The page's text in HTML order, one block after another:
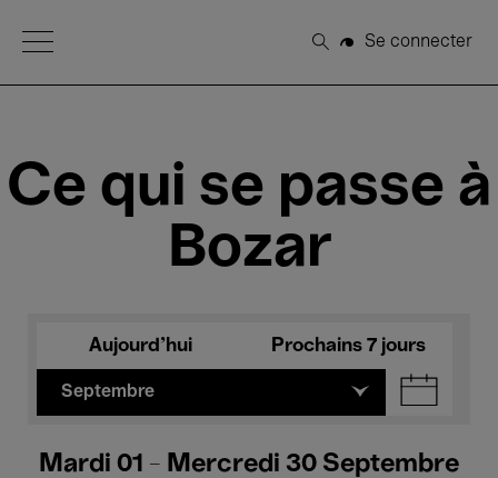
Open Menu
Rechercher
Se connecter
Ce qui se passe à
Bozar
Aujourd'hui Prochains 7 jours
Septembre
Mardi 01 - Mercredi 30 Septembre